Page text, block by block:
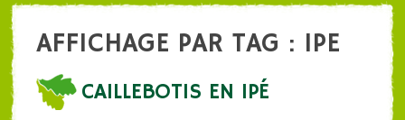
AFFICHAGE PAR TAG : IPE
CAILLEBOTIS EN IPÉ